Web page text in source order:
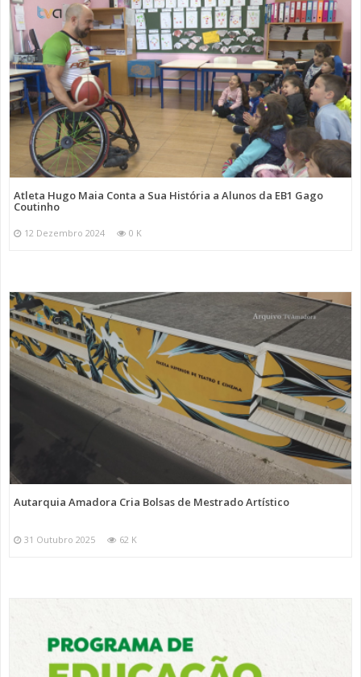
Atleta Hugo Maia Conta a Sua História a Alunos da EB1 Gago
Coutinho
12 Dezembro 2024 0 K
Autarquia Amadora Cria Bolsas de Mestrado Artístico
31 Outubro 2025 62 K